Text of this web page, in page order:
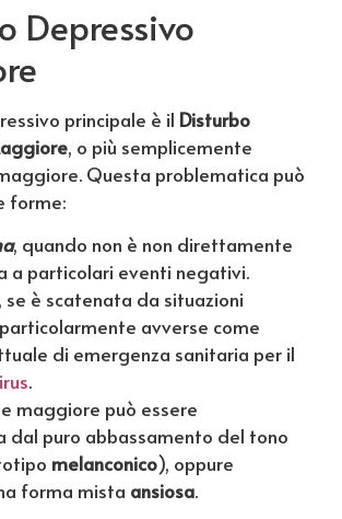
Depressivo
principale è il Disturbo
, o più semplicemente
Questa problematica può
forme:
, quando non è non direttamente
a particolari eventi negativi.
se è scatenata da situazioni
avverse come
di emergenza sanitaria per il
.
maggiore può essere
dal puro abbassamento del tono
melanconico), oppure
forma mista ansiosa.